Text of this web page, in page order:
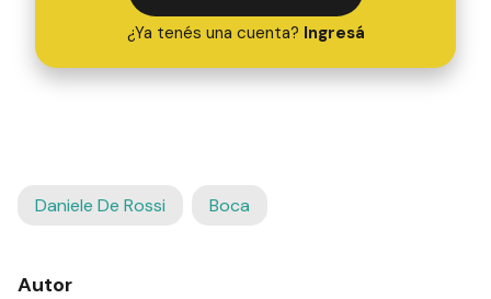
¿Ya tenés una cuenta? Ingresá
Daniele De Rossi Boca
Autor